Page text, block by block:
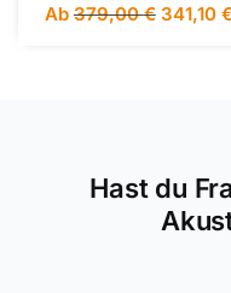
Ab379,00€ 341,10
Hast du